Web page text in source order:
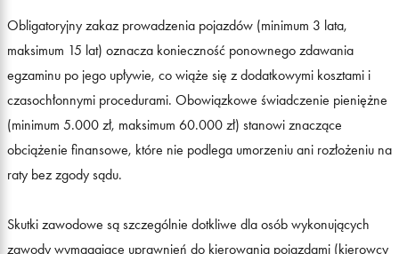
Obligatoryjny zakaz prowadzenia pojazdów (minimum 3 lata,
maksimum 15 lat) oznacza konieczność ponownego zdawania
egzaminu po jego upływie, co wiąże się z dodatkowymi kosztami i
czasochłonnymi procedurami. Obowiązkowe świadczenie pieniężne
(minimum 5.000 zł, maksimum 60.000 zł) stanowi znaczące
obciążenie finansowe, które nie podlega umorzeniu ani rozłożeniu na
raty bez zgody sądu.
Skutki zawodowe są szczególnie dotkliwe dla osób wykonujących
zawody wymagające uprawnień do kierowania pojazdami (kierowcy